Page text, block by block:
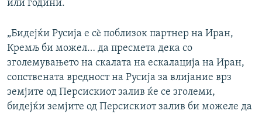
или години.
„Бидејќи Русија е сè поблизок партнер на Иран,
Кремљ би можел… да пресмета дека со
зголемувањето на скалата на ескалација на Иран,
сопствената вредност на Русија за влијание врз
земјите од Персискиот залив ќе се зголеми,
бидејќи земјите од Персискиот залив би можеле да